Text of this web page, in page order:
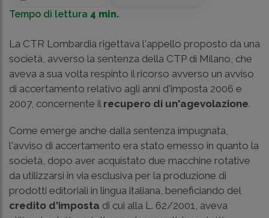
Tempo di lettura 4 min.
La CTR Lombardia rigettava l'appello proposto da una
società, avverso la sentenza della CTP di Milano, che
aveva a sua volta respinto il ricorso avverso un avviso
di accertamento relativo agli anni d'imposta 2006 e
2007, concernente il recupero di un'agevolazione.
Come emerge anche dalla sentenza impugnata,
l'avviso di accertamento era stato emesso in quanto la
società, dopo aver acquistato due macchine rotative
da utilizzarsi in via esclusiva per la produzione di
prodotti editoriali in lingua italiana, beneficiando del
credito d'imposta di cui alla L. 62/2001, aveva